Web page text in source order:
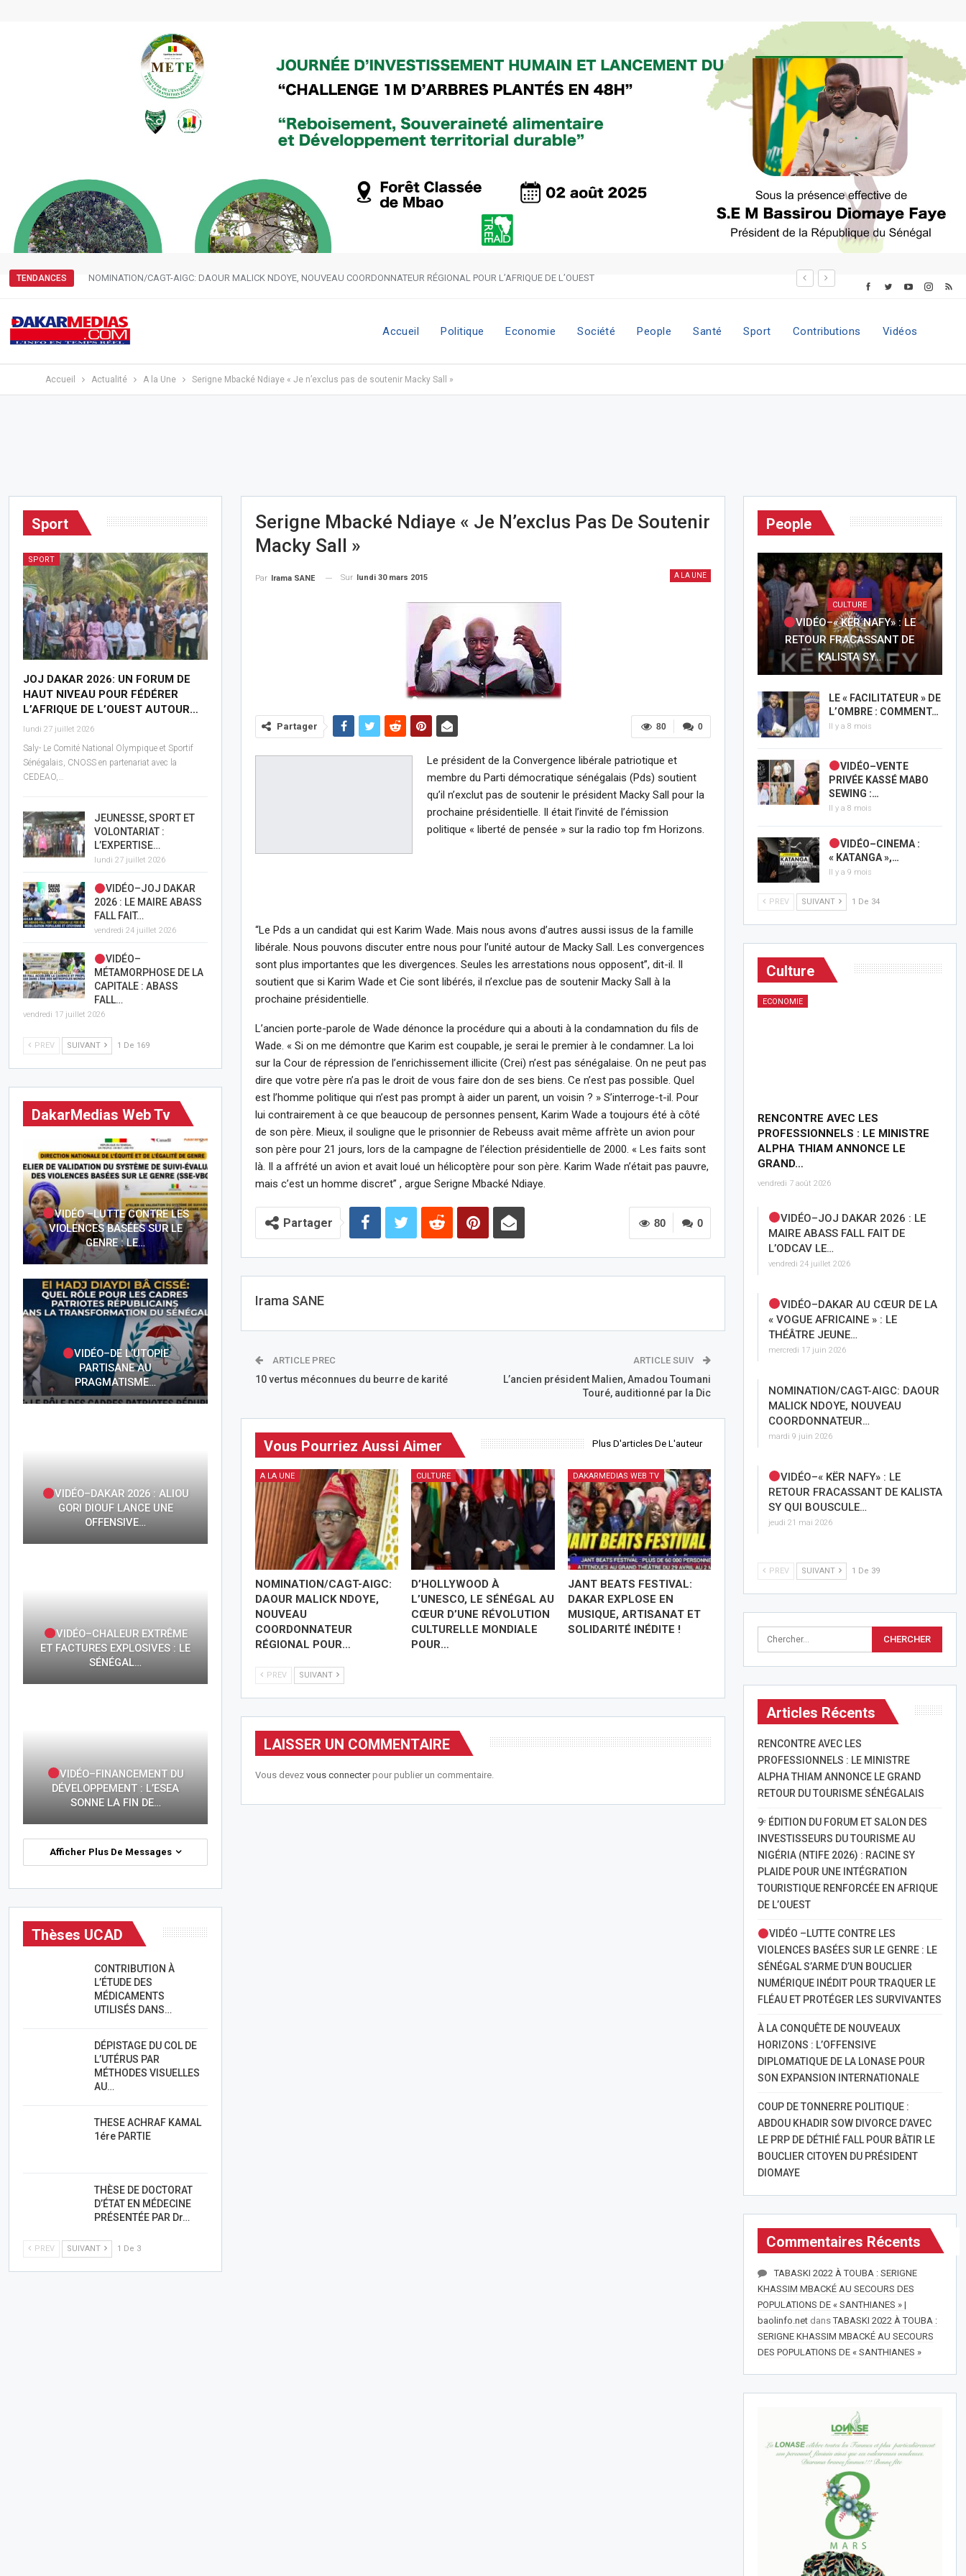
TENDANCES NOMINATION/CAGT-AIGC: DAOUR MALICK NDOYE, NOUVEAU COORDONNATEUR RÉGIONAL POUR L’AFRIQUE DE L’OUEST
Accueil Politique Economie Société People Santé Sport Contributions Vidéos
Accueil Actualité A la Une Serigne Mbacké Ndiaye « Je n’exclus pas de soutenir Macky Sall »
Serigne Mbacké Ndiaye « Je N’exclus Pas De Soutenir
Macky Sall »
A LA UNE
Par Irama SANE Sur lundi 30 mars 2015
0
80
Partager
Le président de la Convergence libérale patriotique et
membre du Parti démocratique sénégalais (Pds) soutient
qu’il n’exclut pas de soutenir le président Macky Sall pour la
prochaine présidentielle. Il était l’invité de l’émission
politique « liberté de pensée » sur la radio top fm Horizons.
“Le Pds a un candidat qui est Karim Wade. Mais nous avons d’autres aussi issus de la famille
libérale. Nous pouvons discuter entre nous pour l’unité autour de Macky Sall. Les convergences
sont plus importantes que les divergences. Seules les arrestations nous opposent”, dit-il. Il
soutient que si Karim Wade et Cie sont libérés, il n’exclue pas de soutenir Macky Sall à la
prochaine présidentielle.
L’ancien porte-parole de Wade dénonce la procédure qui a abouti à la condamnation du fils de
Wade. « Si on me démontre que Karim est coupable, je serai le premier à le condamner. La loi
sur la Cour de répression de l’enrichissement illicite (Crei) n’est pas sénégalaise. On ne peut pas
dire que votre père n’a pas le droit de vous faire don de ses biens. Ce n’est pas possible. Quel
est l’homme politique qui n’est pas prompt à aider un parent, un voisin ? » S’interroge-t-il. Pour
lui contrairement à ce que beaucoup de personnes pensent, Karim Wade a toujours été à côté
de son père. Mieux, il souligne que le prisonnier de Rebeuss avait même affrète un avion pour
son père pour 21 jours, lors de la campagne de l’élection présidentielle de 2000. « Les faits sont
là. Il a affrété un avion et avait loué un hélicoptère pour son père. Karim Wade n’était pas pauvre,
mais c’est un homme discret” , argue Serigne Mbacké Ndiaye.
0
80
Partager
Irama SANE
ARTICLE PREC
10 vertus méconnues du beurre de karité
ARTICLE SUIV
L’ancien président Malien, Amadou Toumani
Touré, auditionné par la Dic
Vous Pourriez Aussi Aimer Plus D'articles De L'auteur
A LA UNE
NOMINATION/CAGT-AIGC:
DAOUR MALICK NDOYE,
NOUVEAU
COORDONNATEUR
RÉGIONAL POUR…
CULTURE
D’HOLLYWOOD À
L’UNESCO, LE SÉNÉGAL AU
CŒUR D’UNE RÉVOLUTION
CULTURELLE MONDIALE
POUR…
DAKARMEDIAS WEB TV
JANT BEATS FESTIVAL:
DAKAR EXPLOSE EN
MUSIQUE, ARTISANAT ET
SOLIDARITÉ INÉDITE !
PREV SUIVANT
LAISSER UN COMMENTAIRE
Vous devezvous connecterpour publier un commentaire.
People
CULTURE
VIDÉO–« KËR NAFY» : LE
RETOUR FRACASSANT DE
KALISTA SY…
LE « FACILITATEUR » DE
L’OMBRE : COMMENT…
Il y a 8 mois
VIDÉO–VENTE
PRIVÉE KASSÉ MABO
SEWING :…
Il y a 8 mois
VIDÉO–CINEMA :
« KATANGA »,…
Il y a 9 mois
PREV SUIVANT 1 De 34
Culture
ECONOMIE
RENCONTRE AVEC LES
PROFESSIONNELS : LE MINISTRE
ALPHA THIAM ANNONCE LE
GRAND…
vendredi 7 août 2026
VIDÉO–JOJ DAKAR 2026 : LE
MAIRE ABASS FALL FAIT DE
L’ODCAV LE…
vendredi 24 juillet 2026
VIDÉO–DAKAR AU CŒUR DE LA
« VOGUE AFRICAINE » : LE
THÉÂTRE JEUNE…
mercredi 17 juin 2026
NOMINATION/CAGT-AIGC: DAOUR
MALICK NDOYE, NOUVEAU
COORDONNATEUR…
mardi 9 juin 2026
VIDÉO–« KËR NAFY» : LE
RETOUR FRACASSANT DE KALISTA
SY QUI BOUSCULE…
jeudi 21 mai 2026
PREV SUIVANT 1 De 39
Articles Récents
RENCONTRE AVEC LES
PROFESSIONNELS : LE MINISTRE
ALPHA THIAM ANNONCE LE GRAND
RETOUR DU TOURISME SÉNÉGALAIS
9ᵉ ÉDITION DU FORUM ET SALON DES
INVESTISSEURS DU TOURISME AU
NIGÉRIA (NTIFE 2026) : RACINE SY
PLAIDE POUR UNE INTÉGRATION
TOURISTIQUE RENFORCÉE EN AFRIQUE
DE L’OUEST
VIDÉO –LUTTE CONTRE LES
VIOLENCES BASÉES SUR LE GENRE : LE
SÉNÉGAL S’ARME D’UN BOUCLIER
NUMÉRIQUE INÉDIT POUR TRAQUER LE
FLÉAU ET PROTÉGER LES SURVIVANTES
À LA CONQUÊTE DE NOUVEAUX
HORIZONS : L’OFFENSIVE
DIPLOMATIQUE DE LA LONASE POUR
SON EXPANSION INTERNATIONALE
COUP DE TONNERRE POLITIQUE :
ABDOU KHADIR SOW DIVORCE D’AVEC
LE PRP DE DÉTHIÉ FALL POUR BÂTIR LE
BOUCLIER CITOYEN DU PRÉSIDENT
DIOMAYE
Commentaires Récents
TABASKI 2022 À TOUBA : SERIGNE
KHASSIM MBACKÉ AU SECOURS DES
POPULATIONS DE « SANTHIANES » |
baolinfo.netdansTABASKI 2022 À TOUBA :
SERIGNE KHASSIM MBACKÉ AU SECOURS
DES POPULATIONS DE « SANTHIANES »
Sport
SPORT
JOJ DAKAR 2026: UN FORUM DE
HAUT NIVEAU POUR FÉDÉRER
L’AFRIQUE DE L’OUEST AUTOUR…
lundi 27 juillet 2026
Saly- Le Comité National Olympique et Sportif
Sénégalais, CNOSS en partenariat avec la
CEDEAO,…
JEUNESSE, SPORT ET
VOLONTARIAT :
L’EXPERTISE…
lundi 27 juillet 2026
VIDÉO–JOJ DAKAR
2026 : LE MAIRE ABASS
FALL FAIT…
vendredi 24 juillet 2026
VIDÉO–
MÉTAMORPHOSE DE LA
CAPITALE : ABASS
FALL…
vendredi 17 juillet 2026
PREV SUIVANT 1 De 169
DakarMedias Web Tv
VIDÉO –LUTTE CONTRE LES
VIOLENCES BASÉES SUR LE
GENRE : LE…
VIDÉO–DE L’UTOPIE
PARTISANE AU
PRAGMATISME…
VIDÉO–DAKAR 2026 : ALIOU
GORI DIOUF LANCE UNE
OFFENSIVE…
VIDÉO–CHALEUR EXTRÊME
ET FACTURES EXPLOSIVES : LE
SÉNÉGAL…
VIDÉO–FINANCEMENT DU
DÉVELOPPEMENT : L’ESEA
SONNE LA FIN DE…
Afficher Plus De Messages
Thèses UCAD
CONTRIBUTION À
L’ÉTUDE DES
MÉDICAMENTS
UTILISÉS DANS…
DÉPISTAGE DU COL DE
L’UTÉRUS PAR
MÉTHODES VISUELLES
AU…
THESE ACHRAF KAMAL
1ére PARTIE
THÈSE DE DOCTORAT
D’ÉTAT EN MÉDECINE
PRÉSENTÉE PAR Dr…
PREV SUIVANT 1 De 3